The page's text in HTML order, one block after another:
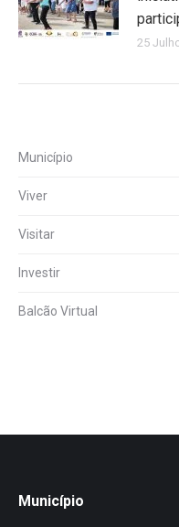
25
Município
Viver
Visitar
Investir
Balcão Virtual
Município